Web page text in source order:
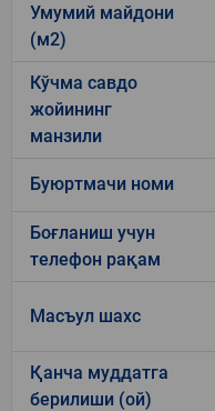
Умумий майдони
(м2)
Кўчма савдо
жойининг
манзили
Буюртмачи номи
Боғланиш учун
телефон рақам
Масъул шахс
Қанча муддатга
берилиши (ой)